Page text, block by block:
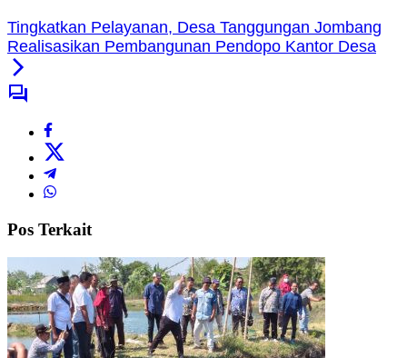
Tingkatkan Pelayanan, Desa Tanggungan Jombang
Realisasikan Pembangunan Pendopo Kantor Desa
Pos Terkait